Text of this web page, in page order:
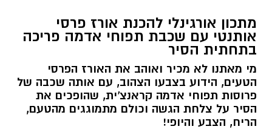
מתכון אורגינלי להכנת אורז פרסי
אותנטי עם שכבת תפוחי אדמה פריכה
בתחתית הסיר
מי מאתנו לא מכיר ואוהב את האורז הפרסי
הטעים, הידוע בצבעו הצהוב, עם אותה שכבה של
פרוסות תפוחי אדמה קראנצ'ית, שהופכים את
הסיר על צלחת הגשה וכולם מתמוגגים מהטעם,
הריח, הצבע והיופי!